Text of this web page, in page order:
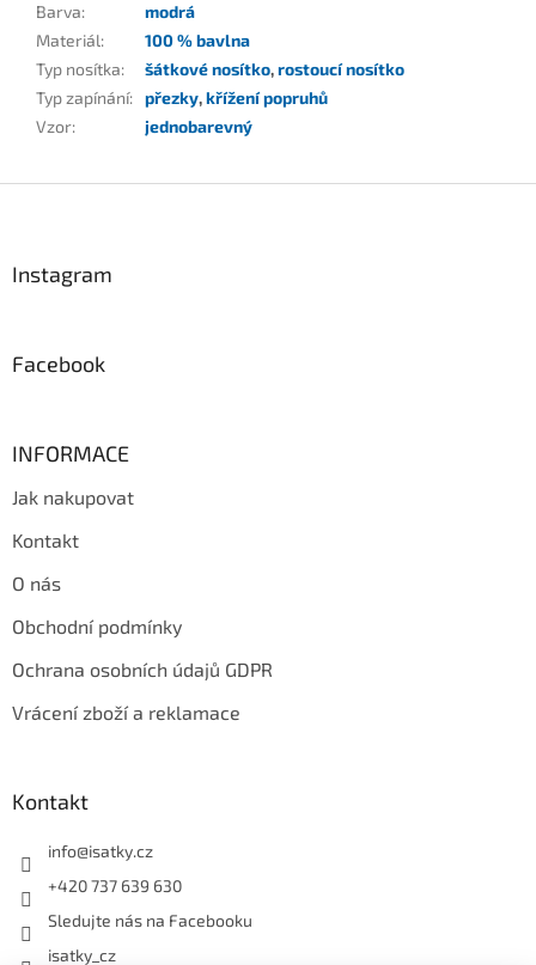
Barva:
modrá
Materiál:
100 % bavlna
Typ nosítka: šátkové nosítko,rostoucí nosítko
Typ zapínání: přezky,křížení popruhů
Vzor: jednobarevný
Instagram
Facebook
INFORMACE
Jak nakupovat
Kontakt
O nás
Obchodní podmínky
Ochrana osobních údajů GDPR
Vrácení zboží a reklamace
Kontakt
info@isatky.cz
+420 737 639 630
Sledujte nás na Facebooku
isatky_cz